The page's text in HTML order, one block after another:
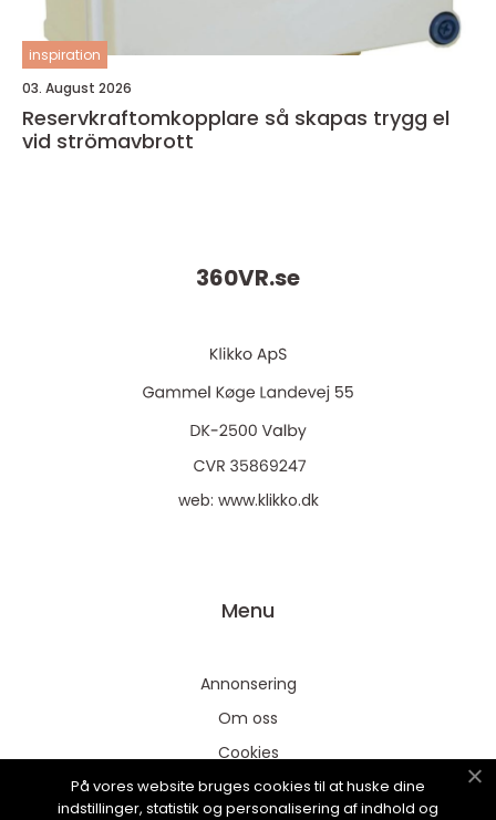
inspiration
03. August 2026
Reservkraftomkopplare så skapas trygg el
vid strömavbrott
360VR.se
web: www.klikko.dk
Menu
Annonsering
Om oss
Cookies
Kontakta oss
På vores website bruges cookies til at huske dine
indstillinger, statistik og personalisering af indhold og